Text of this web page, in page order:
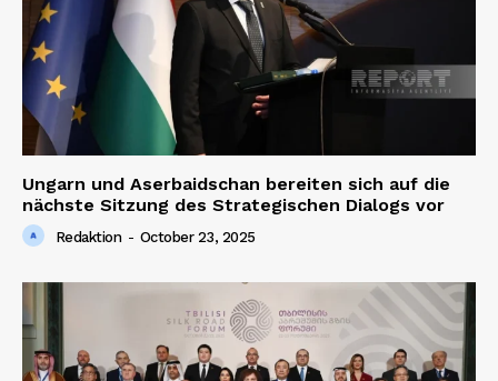
Ungarn und Aserbaidschan bereiten sich auf die
nächste Sitzung des Strategischen Dialogs vor
Redaktion - October 23, 2025